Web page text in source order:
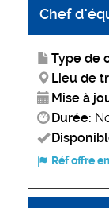
Chef
Type de
Lieu de
Mise à
Durée:
Réf offre